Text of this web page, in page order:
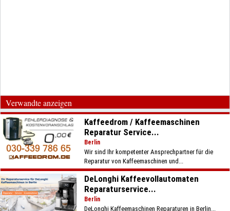
Verwandte anzeigen
Kaffeedrom / Kaffeemaschinen
Reparatur Service...
Berlin
Wir sind Ihr kompetenter Ansprechpartner für die
Reparatur von Kaffeemaschinen und...
DeLonghi Kaffeevollautomaten
Reparaturservice...
Berlin
DeLonghi Kaffeemaschinen Reparaturen in Berlin...